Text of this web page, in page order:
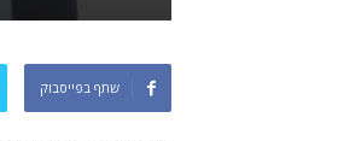
שתף בפייסבוק